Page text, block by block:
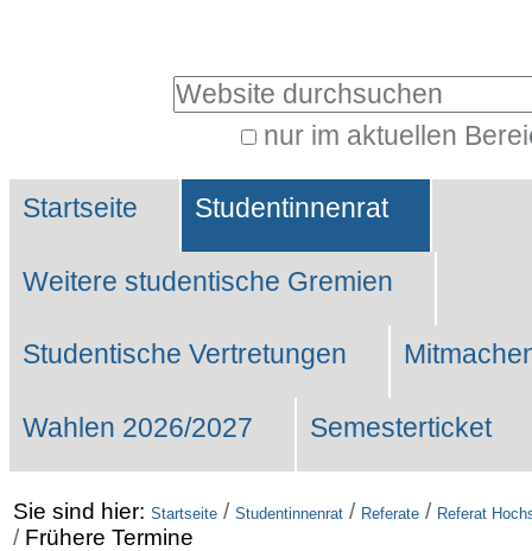
Website durchsuchen
nur im aktuellen
Suche…
Sektionen
Startseite Studentinnenrat
Weitere studentische Gremien
Studentische Vertretungen
Wahlen 2026/2027 Semesterticket
Sie sind hier: Startseite / Studentinnenrat / Referate / Referat
/ Frühere Termine